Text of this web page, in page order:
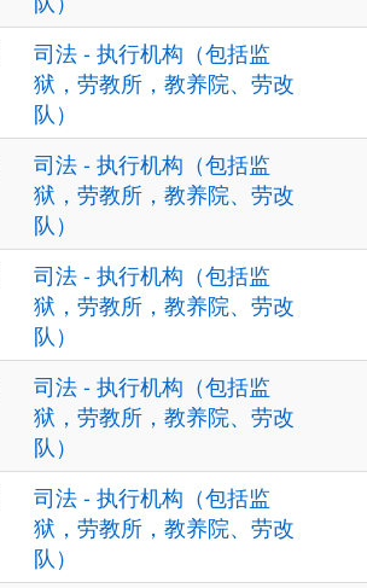
司法 - 执行机构（包括监
狱，劳教所，教养院、劳改
队）
司法 - 执行机构（包括监
狱，劳教所，教养院、劳改
队）
司法 - 执行机构（包括监
狱，劳教所，教养院、劳改
队）
司法 - 执行机构（包括监
狱，劳教所，教养院、劳改
队）
司法 - 执行机构（包括监
狱，劳教所，教养院、劳改
队）